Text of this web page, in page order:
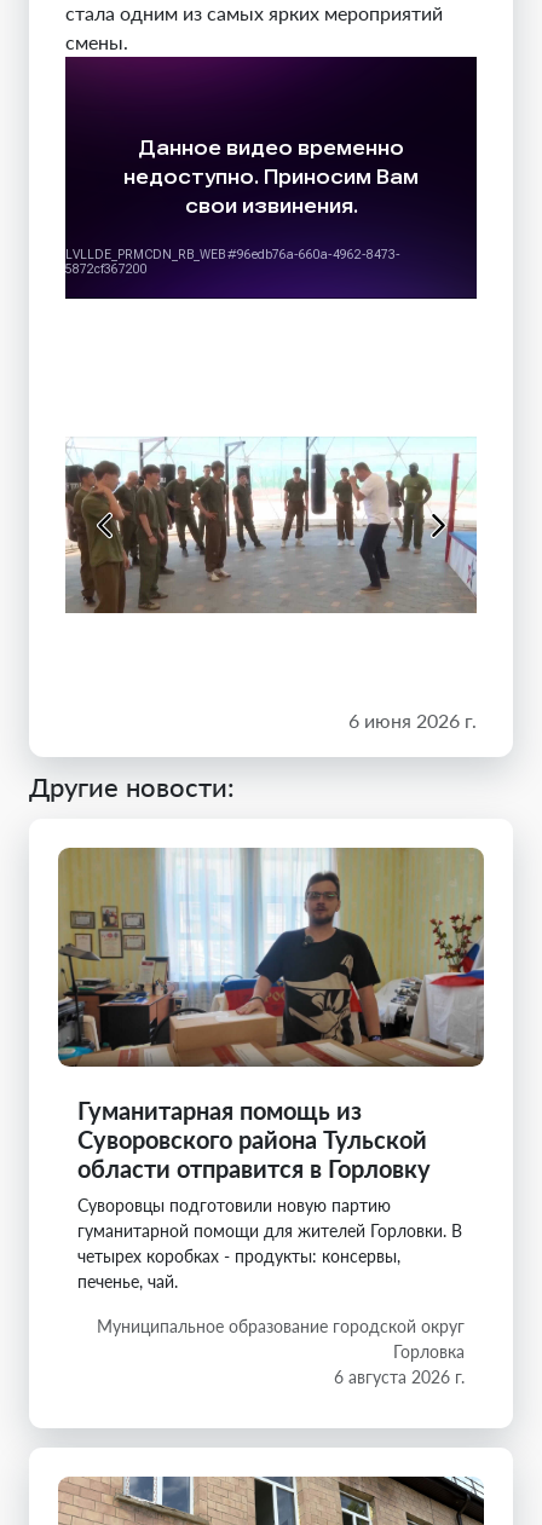
стала одним из самых ярких мероприятий
смены.
6 июня 2026 г.
Другие новости:
Гуманитарная помощь из
Суворовского района Тульской
области отправится в Горловку
Суворовцы подготовили новую партию
гуманитарной помощи для жителей Горловки. В
четырех коробках - продукты: консервы,
печенье, чай.
Муниципальное образование городской округ
Горловка
6 августа 2026 г.